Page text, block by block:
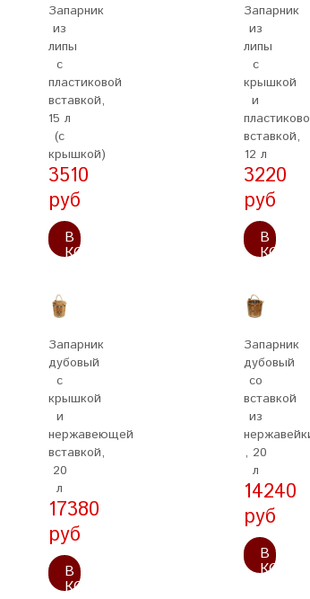
Запарник
из
липы
с
пластиковой
вставкой,
15 л
(с
крышкой)
3510
руб
В
КОРЗИНУ
Запарник
из
липы
с
крышкой
и
вставкой,
12 л
3220
руб
В
Запарник
дубовый
с
крышкой
и
нержавеющей
вставкой,
20
л
17380
руб
В
КОРЗИНУ
Запарник
дубовый
со
вставкой
из
, 20
л
14240
руб
В